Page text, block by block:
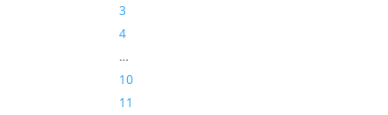
3
4
…
10
11